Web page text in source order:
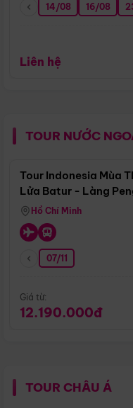
14/08 16/08
Liên hệ
TOUR NƯỚC
Tour Indonesia Mùa
Lửa Batur - Làng
Hồ Chí Minh
07/11
Giá từ:
12.190.000đ
TOUR CHÂU Á